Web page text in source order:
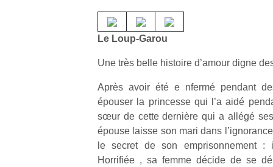
Le Loup-Garou
Une très belle histoire d’amour digne
Après avoir été e nfermé pendant
épouser la princesse qui l’a aidé
sœur de cette dernière qui a allégé
épouse laisse son mari dans
le secret de son emprisonnement
Horrifiée , sa femme décide de se